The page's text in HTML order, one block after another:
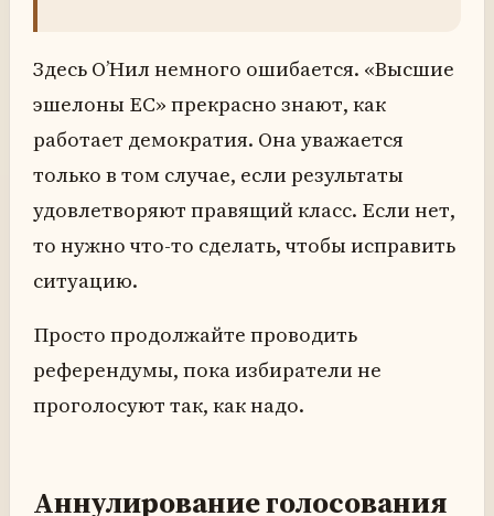
Здесь О’Нил немного ошибается. «Высшие
эшелоны ЕС» прекрасно знают, как
работает демократия. Она уважается
только в том случае, если результаты
удовлетворяют правящий класс. Если нет,
то нужно что-то сделать, чтобы исправить
ситуацию.
Просто продолжайте проводить
референдумы, пока избиратели не
проголосуют так, как надо.
Аннулирование голосования